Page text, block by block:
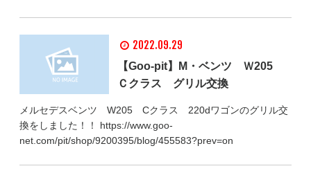
2022.09.29
【Goo‐pit】M・ベンツ Ｗ205
Ｃクラス グリル交換
メルセデスベンツ W205 Cクラス 220dワゴンのグリル交
換をしました！！ https://www.goo-
net.com/pit/shop/9200395/blog/455583?prev=on